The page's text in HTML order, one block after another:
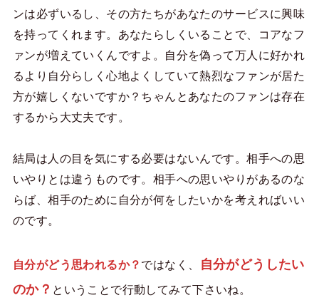
ンは必ずいるし、その方たちがあなたのサービスに興味
を持ってくれます。あなたらしくいることで、コアなフ
ァンが増えていくんですよ。自分を偽って万人に好かれ
るより自分らしく心地よくしていて熱烈なファンが居た
方が嬉しくないですか？ちゃんとあなたのファンは存在
するから大丈夫です。
結局は人の目を気にする必要はないんです。相手への思
いやりとは違うものです。相手への思いやりがあるのな
らば、相手のために自分が何をしたいかを考えればいい
のです。
自分がどう思われるか？ ではなく、
自分がどうしたい
のか？ ということで行動してみて下さいね。